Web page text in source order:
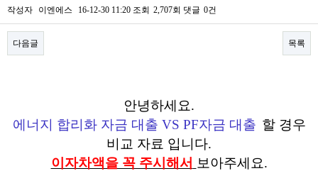
작성자 이엔에스 16-12-30 11:20 조회 2,707회 댓글 0건
다음글 목록
안녕하세요.
에너지 합리화 자금 대출 VS PF자금 대출​ 할 경우
비교 자료 입니다.
이자차액을 꼭 주시해서 보아주세요.​